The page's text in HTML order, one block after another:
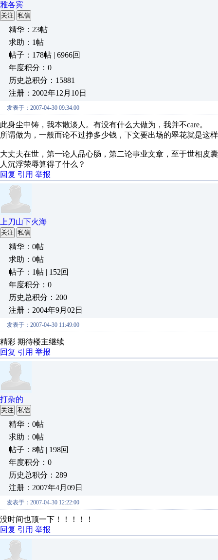
雅各宾
关注 私信
精华：23帖
求助：1帖
帖子：178帖 | 6966回
年度积分：0
历史总积分：15881
注册：2002年12月10日
发表于：2007-04-30 09:34:00
此身尘中铸，我本散淡人。有没有什么大做为，我并不care。
所谓做为，一般而论不过挣多少钱，下文要出场的翠花就是这
大丈夫在世，第一论人品心肠，第二论事业文章，至于世相皮
人沉浮荣辱算得了什么？
回复 引用 举报
上刀山下火海
关注 私信
精华：0帖
求助：0帖
帖子：1帖 | 152回
年度积分：0
历史总积分：200
注册：2004年9月02日
发表于：2007-04-30 11:49:00
精彩 期待楼主继续
回复 引用 举报
打杂的
关注 私信
精华：0帖
求助：0帖
帖子：8帖 | 198回
年度积分：0
历史总积分：289
注册：2007年4月09日
发表于：2007-04-30 12:22:00
没时间也顶一下！！！！！
回复 引用 举报